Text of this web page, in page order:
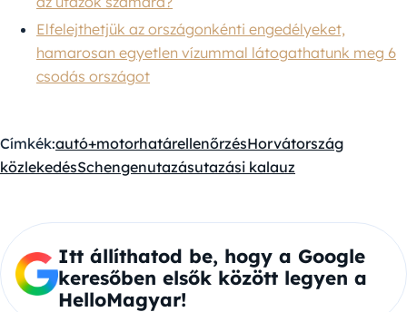
Elfelejthetjük az országonkénti engedélyeket,
hamarosan egyetlen vízummal látogathatunk meg 6
csodás országot
Címkék:autó+motorhatárellenőrzésHorvátország
közlekedésSchengenutazásutazási kalauz
Itt állíthatod be, hogy a Google
keresőben elsők között legyen a
HelloMagyar!